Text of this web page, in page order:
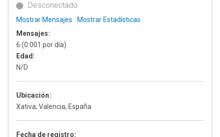
Desconectado
Mostrar Mensajes
Mostrar Estadísticas
Mensajes:
6 (0.001 por día)
Edad:
N/D
Ubicación:
Xativa, Valencia, España
Fecha de registro: